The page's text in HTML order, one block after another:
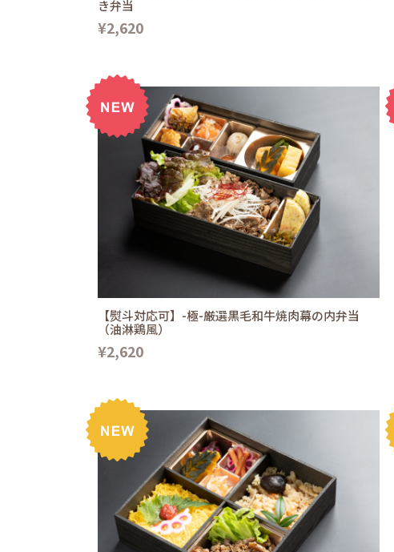
き弁当
¥2,620
【熨斗対応可】-極-厳選黒毛和牛焼肉幕の内弁当
（油淋鶏風）
¥2,620